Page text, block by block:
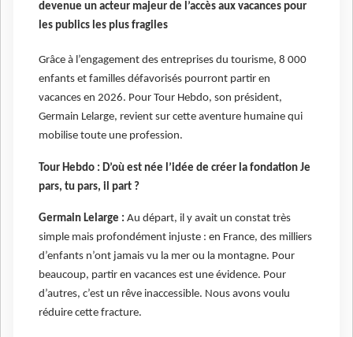
devenue un acteur majeur de l’accès aux vacances pour
les publics les plus fragiles
Grâce à l’engagement des entreprises du tourisme, 8 000
enfants et familles défavorisés pourront partir en
vacances en 2026. Pour Tour Hebdo, son président,
Germain Lelarge, revient sur cette aventure humaine qui
mobilise toute une profession.
Tour Hebdo : D’où est née l’idée de créer la fondation Je
pars, tu pars, il part ?
Germain Lelarge : Au départ, il y avait un constat très
simple mais profondément injuste : en France, des milliers
d’enfants n’ont jamais vu la mer ou la montagne. Pour
beaucoup, partir en vacances est une évidence. Pour
d’autres, c’est un rêve inaccessible. Nous avons voulu
réduire cette fracture.